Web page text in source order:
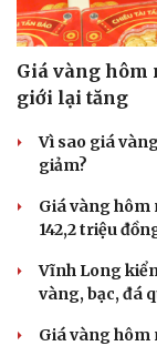
Giá vàng hôm
giới lại tăng
Vì sao giá
giảm?
Giá vàng hôm
142,2 triệu
Vĩnh Long
vàng, bạc, đá
Giá vàng hôm